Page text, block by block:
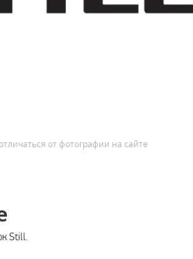
от фотографии на сайте
Still.